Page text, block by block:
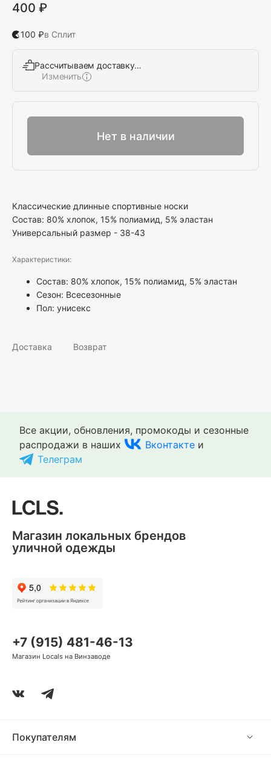
400 ₽
100 ₽в Сплит
Рассчитываем доставку…
Изменить
Выбрать
Нет в наличии
Классические длинные спортивные носки
Состав: 80% хлопок, 15% полиамид, 5% эластан
Универсальный размер - 38-43
Характеристики:
Состав: 80% хлопок, 15% полиамид, 5% эластан
Сезон: Всесезонные
Пол: унисекс
Доставка Возврат
Все акции, обновления, промокоды и сезонные
распродажи в наших
Вконтакте и
Телеграм
Покупателям
+7 (915) 481-46-13
Магазин Locals на Винзаводе
Магазин локальных брендов
уличной одежды